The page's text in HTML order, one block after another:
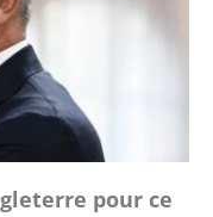
pour ce